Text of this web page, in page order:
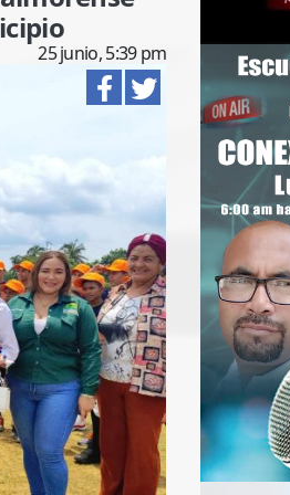
25 junio, 5:39 pm